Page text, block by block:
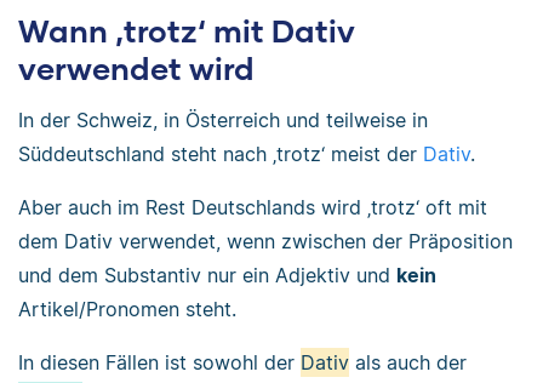
Wann ‚trotz‘ mit Dativ
verwendet wird
In der Schweiz, in Österreich und teilweise in
Süddeutschland steht nach ‚trotz‘ meist der Dativ.
Aber auch im Rest Deutschlands wird ‚trotz‘ oft mit
dem Dativ verwendet, wenn zwischen der Präposition
und dem Substantiv nur ein Adjektiv und kein
Artikel/Pronomen steht.
In diesen Fällen ist sowohl der Dativ als auch der